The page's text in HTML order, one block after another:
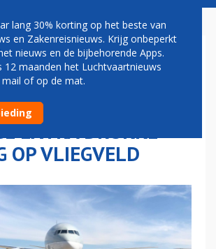
AACHEN
MOET BIJSPRINGEN
EXTRA DRUKKE
OP VLIEGVELD
lang 30% korting op het beste van
en Zakenreisnieuws. Krijg onbeperkt
nieuws en de bijbehorende Apps.
12 maanden het Luchtvaartnieuws
of op de mat.